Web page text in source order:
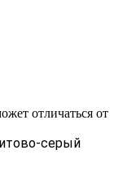
отличаться от
серый